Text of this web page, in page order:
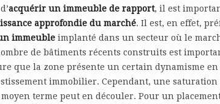
acquérir un immeuble de rapport, il est
approfondie du marché. Il est, en effet,
immeuble implanté dans un secteur où le
de bâtiments récents construits est
que la zone présente un certain dynamisme en
immobilier. Cependant, une
terme peut en découler. Pour un